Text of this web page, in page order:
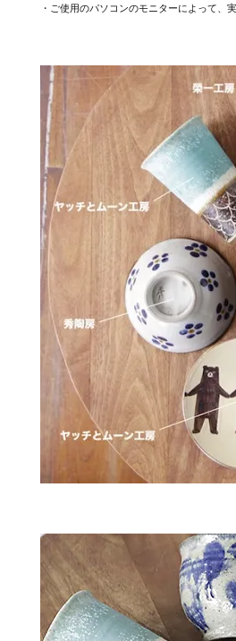
・ご使用のパソコンのモニターによって、